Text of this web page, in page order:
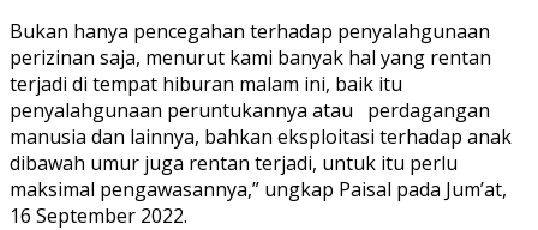
Bukan hanya pencegahan terhadap penyalahgunaan
perizinan saja, menurut kami banyak hal yang rentan
terjadi di tempat hiburan malam ini, baik itu
penyalahgunaan peruntukannya atau perdagangan
manusia dan lainnya, bahkan eksploitasi terhadap anak
dibawah umur juga rentan terjadi, untuk itu perlu
maksimal pengawasannya,” ungkap Paisal pada Jum’at,
16 September 2022.